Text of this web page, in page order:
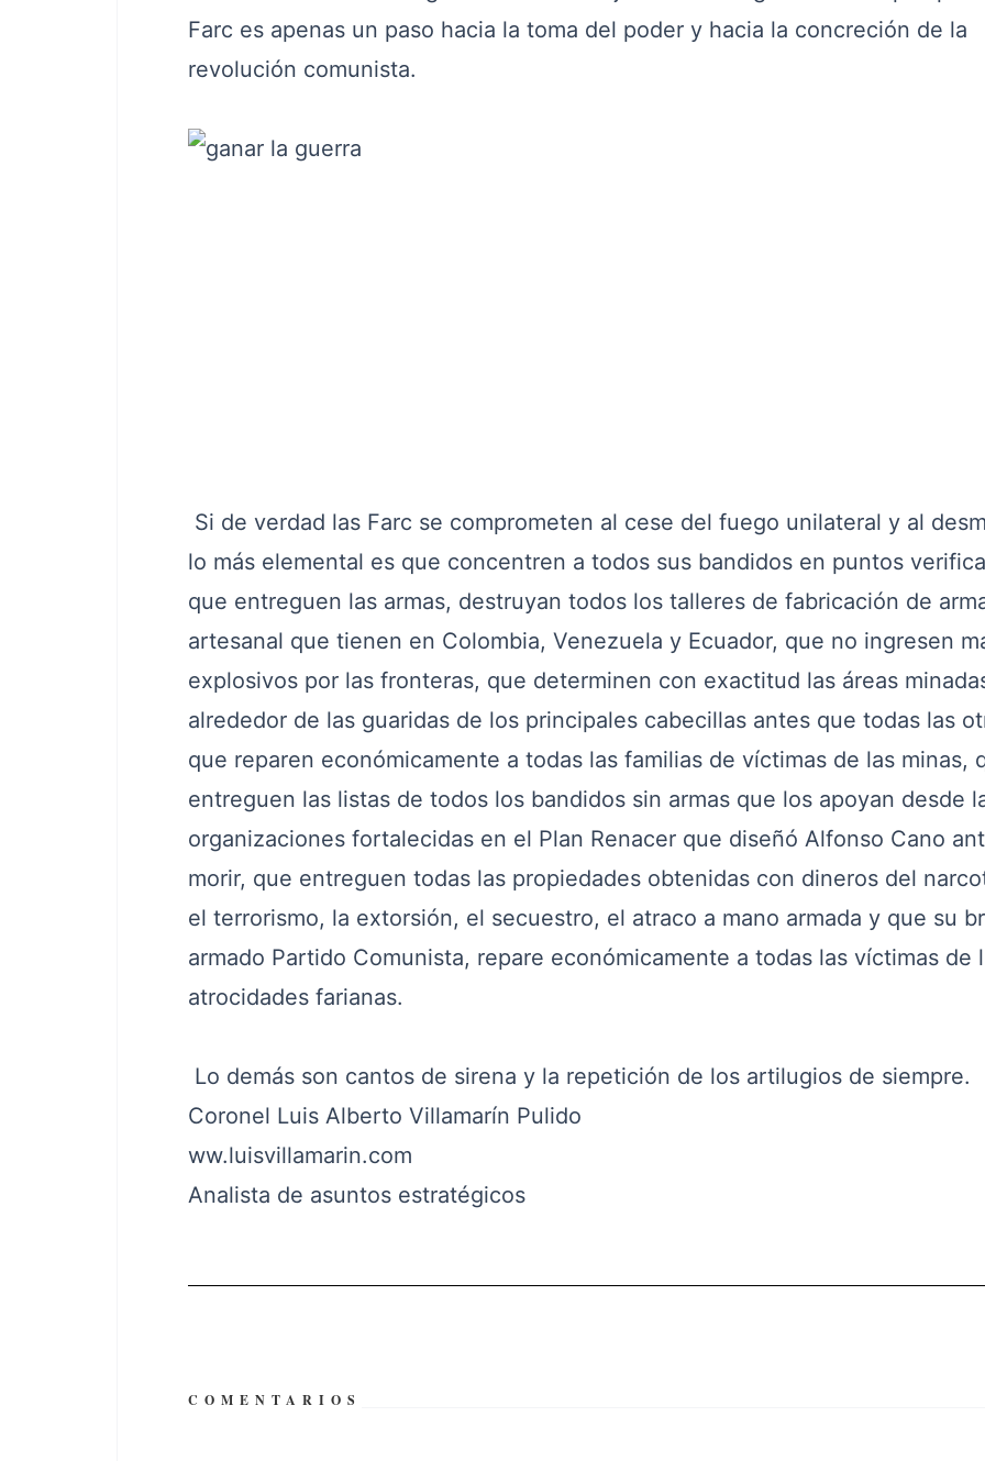
Farc es apenas un paso hacia la toma del poder y hacia la concreción de la
revolución comunista.
Si de verdad las Farc se comprometen al cese del fuego unilateral y al
lo más elemental es que concentren a todos sus bandidos en puntos
que entreguen las armas, destruyan todos los talleres de fabricación de
artesanal que tienen en Colombia, Venezuela y Ecuador, que no ingresen
explosivos por las fronteras, que determinen con exactitud las áreas
alrededor de las guaridas de los principales cabecillas antes que todas las
que reparen económicamente a todas las familias de víctimas de las minas,
entreguen las listas de todos los bandidos sin armas que los apoyan desde
organizaciones fortalecidas en el Plan Renacer que diseñó Alfonso Cano
morir, que entreguen todas las propiedades obtenidas con dineros del
el terrorismo, la extorsión, el secuestro, el atraco a mano armada y que su
armado Partido Comunista, repare económicamente a todas las víctimas de
atrocidades farianas.
Lo demás son cantos de sirena y la repetición de los artilugios de siempre.
Coronel Luis Alberto Villamarín Pulido
ww.luisvillamarin.com
Analista de asuntos estratégicos
COMENTARIOS